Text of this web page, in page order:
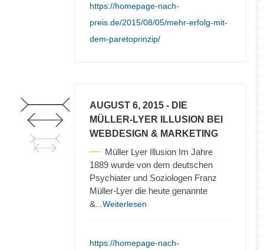
https://homepage-nach-
preis.de/2015/08/05/mehr-erfolg-mit-
dem-paretoprinzip/
AUGUST 6, 2015 - DIE
MÜLLER-LYER ILLUSION BEI
WEBDESIGN & MARKETING
Müller Lyer Illusion Im Jahre
1889 wurde von dem deutschen
Psychiater und Soziologen Franz
Müller-Lyer die heute genannte
& ...Weiterlesen
https://homepage-nach-